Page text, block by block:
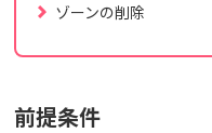
ゾーンの削除
前提条件